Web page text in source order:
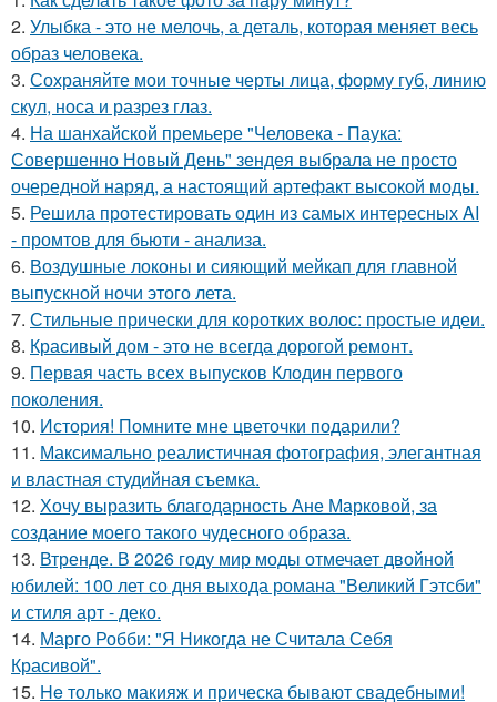
2. Улыбка - это не мелочь, а деталь, которая меняет весь
образ человека.
3. Сохраняйте мои точные черты лица, форму губ, линию
скул, носа и разрез глаз.
4. На шанхайской премьере "Человека - Паука:
Совершенно Новый День" зендея выбрала не просто
очередной наряд, а настоящий артефакт высокой моды.
5. Решила протестировать один из самых интересных AI
- промтов для бьюти - анализа.
6. Воздушные локоны и сияющий мейкап для главной
выпускной ночи этого лета.
7. Стильные прически для коротких волос: простые идеи.
8. Красивый дом - это не всегда дорогой ремонт.
9. Первая часть всех выпусков Клодин первого
поколения.
10. История! Помните мне цветочки подарили?
11. Максимально реалистичная фотография, элегантная
и властная студийная съемка.
12. Хочу выразить благодарность Ане Марковой, за
создание моего такого чудесного образа.
13. Втренде. В 2026 году мир моды отмечает двойной
юбилей: 100 лет со дня выхода романа "Великий Гэтсби"
и стиля арт - деко.
14. Марго Робби: "Я Никогда не Считала Себя
Красивой".
15. He только макияж и прическа бывают свадебными!